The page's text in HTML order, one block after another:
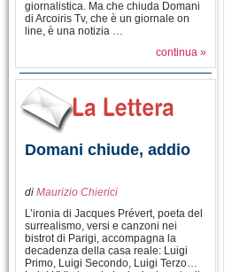
giornalistica. Ma che chiuda Domani
di Arcoiris Tv, che è un giornale on
line, è una notizia …
continua »
Domani chiude, addio
di Maurizio Chierici
L’ironia di Jacques Prévert, poeta del
surrealismo, versi e canzoni nei
bistrot di Parigi, accompagna la
decadenza della casa reale: Luigi
Primo, Luigi Secondo, Luigi Terzo…